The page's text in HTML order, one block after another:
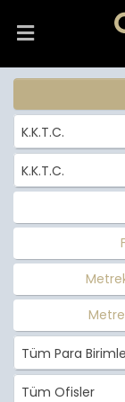
K.K.T.C.
K.K.T.C.
Tüm Para
Tüm Ofisler